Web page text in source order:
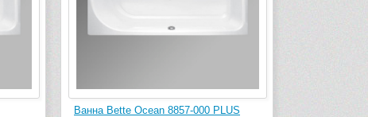
Ванна Bette Ocean 8857-000 PLUS